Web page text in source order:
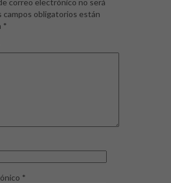
campos obligatorios están
*
*